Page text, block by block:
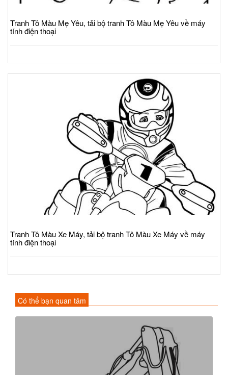
Tranh Tô Màu Mẹ Yêu, tải bộ tranh Tô Màu Mẹ Yêu về máy
tính điện thoại
Tranh Tô Màu Xe Máy, tải bộ tranh Tô Màu Xe Máy về máy
tính điện thoại
Có thể bạn quan tâm